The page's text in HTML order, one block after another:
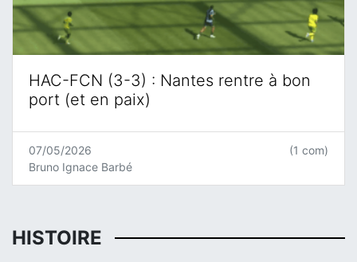
HAC-FCN (3-3) : Nantes rentre à bon
port (et en paix)
07/05/2026
Bruno Ignace Barbé
(1 com)
HISTOIRE